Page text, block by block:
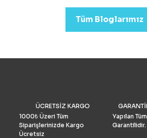
Tüm Bloglarımız
ÜCRETSİZ KARGO
1000₺ Üzeri Tüm
Siparişlerinizde Kargo
Ücretsiz
Yapılan
Garantilidir.